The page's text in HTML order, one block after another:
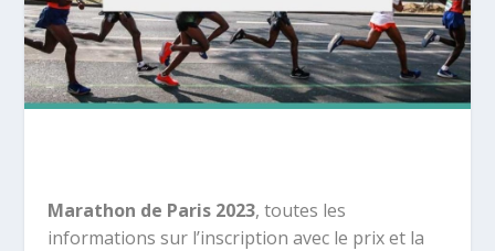
Marathon de Paris 2023, toutes les
informations sur l’inscription avec le prix et la